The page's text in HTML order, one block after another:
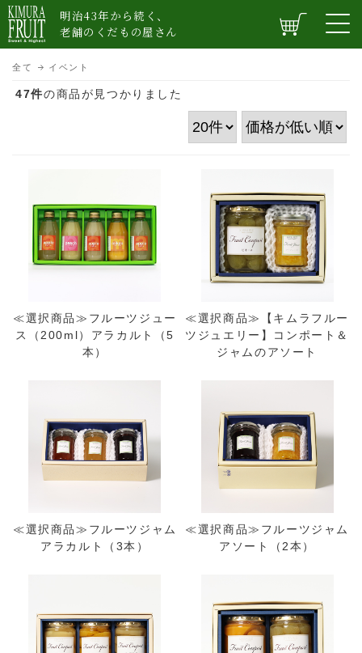
明治43年から続く、
老舗のくだもの屋さん
全て イベント
47件の商品が見つかりました
≪選択商品≫フルーツジュー
ス（200ml）アラカルト（5
本）
≪選択商品≫【キムラフルー
ツジュエリー】コンポート＆
ジャムのアソート
≪選択商品≫フルーツジャム
アラカルト（3本）
≪選択商品≫フルーツジャム
アソート（2本）